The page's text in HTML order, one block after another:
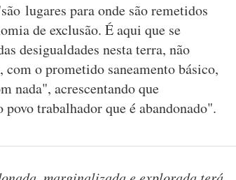
lugares para onde são remetidos
de exclusão. É aqui que se
desigualdades nesta terra, não
com o prometido saneamento básico,
nada", acrescentando que
trabalhador que é abandonado".